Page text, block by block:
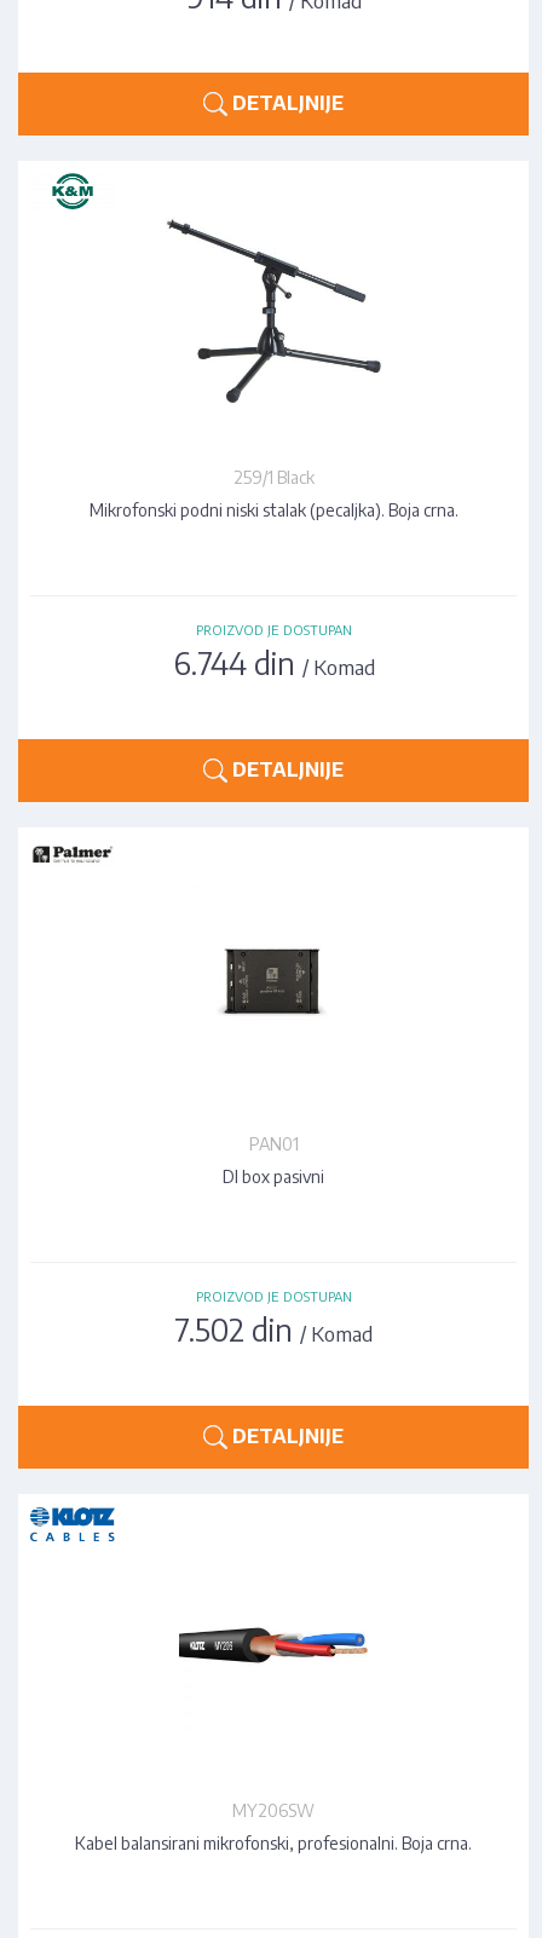
DETALJNIJE
259/1 Black
Mikrofonski podni niski stalak (pecaljka). Boja crna.
PROIZVOD JE DOSTUPAN
6.744 din / Komad
DETALJNIJE
PAN01
DI box pasivni
PROIZVOD JE DOSTUPAN
7.502 din / Komad
DETALJNIJE
MY206SW
Kabel balansirani mikrofonski, profesionalni. Boja crna.